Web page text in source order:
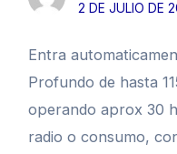
2 DE JULIO DE
Entra
Profundo de hasta
operando aprox 30
radio o consumo,